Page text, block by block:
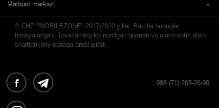
Matbuot markazi
© CHP "MOBILEZONE" 2017-2020 yillar. Barcha huquqlar
himoyalangan. Tovarlarning ko`rsatilgan qiymati va ularni sotib olish
shartlari joriy sanaga amal qiladi.
998 (71) 203-20-90